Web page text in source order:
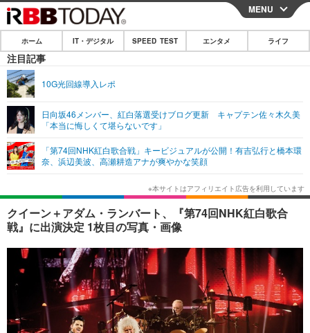
CLOSE
ホーム
IT・デジタル
ネタ
ショッピング その他
SPEED TEST
エンタメ
エンタメTOP 映画・ドラマ
韓国・芸能
音楽 スポーツ
ショッピング その他
ライフ
ライフTOP グルメ
ペット ショッピング
その他
リリース一覧
プッシュ通知の停止方法
MENU
ホーム IT・デジタル SPEED TEST エンタメ ライフ
注目記事
10G光回線導入レポ
日向坂46メンバー、紅白落選受けブログ更新 キャプテン佐々木久美
「本当に悔しくて堪らないです」
「第74回NHK紅白歌合戦」キービジュアルが公開！有吉弘行と橋本環
奈、浜辺美波、高瀬耕造アナが爽やかな笑顔
クイーン＋アダム・ランバート、『第74回NHK紅白歌合
戦』に出演決定 1枚目の写真・画像